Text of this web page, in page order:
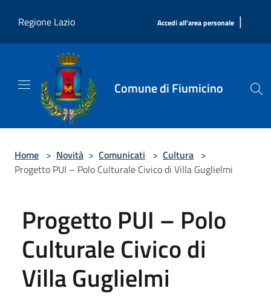
Regione Lazio
Accedi all'area personale |
Comune di Fiumicino
Home > Novità > Comunicati > Cultura >
Progetto PUI – Polo Culturale Civico di Villa Guglielmi
Progetto PUI – Polo
Culturale Civico di
Villa Guglielmi